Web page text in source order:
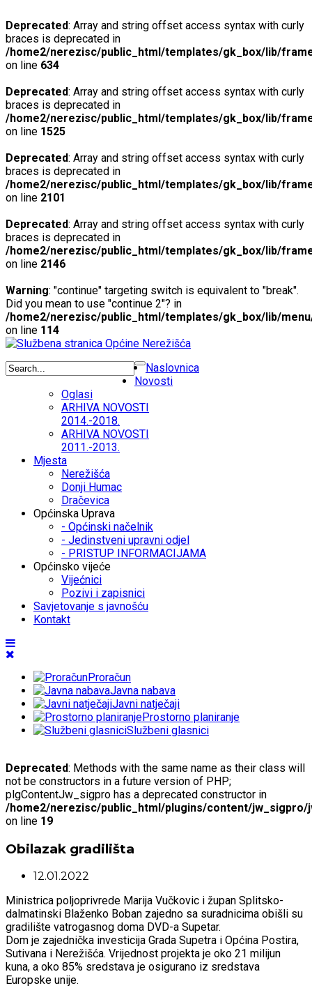
Deprecated: Array and string offset access syntax with curly
braces is deprecated in
/home2/nerezisc/public_html/templates/gk_box/lib/
on line 634
Deprecated: Array and string offset access syntax with curly
braces is deprecated in
/home2/nerezisc/public_html/templates/gk_box/lib/
on line 1525
Deprecated: Array and string offset access syntax with curly
braces is deprecated in
/home2/nerezisc/public_html/templates/gk_box/lib/
on line 2101
Deprecated: Array and string offset access syntax with curly
braces is deprecated in
/home2/nerezisc/public_html/templates/gk_box/lib/
on line 2146
Warning: "continue" targeting switch is equivalent to "break".
Did you mean to use "continue 2"? in
/home2/nerezisc/public_html/templates/gk_box/lib/
on line 114
Naslovnica
Novosti
Oglasi
ARHIVA NOVOSTI
2014.-2018.
ARHIVA NOVOSTI
2011.-2013.
Mjesta
Nerežišća
Donji Humac
Dračevica
Općinska Uprava
- Općinski načelnik
- Jedinstveni upravni odjel
- PRISTUP INFORMACIJAMA
Općinsko vijeće
Vijećnici
Pozivi i zapisnici
Savjetovanje s javnošću
Kontakt
Proračun
Javna nabava
Javni natječaji
Prostorno planiranje
Službeni glasnici
Deprecated: Methods with the same name as their class will
not be constructors in a future version of PHP;
plgContentJw_sigpro has a deprecated constructor in
/home2/nerezisc/public_html/plugins/content/jw_sigpro/
on line 19
Obilazak gradilišta
12.01.2022
Ministrica poljoprivrede Marija Vučkovic i župan Splitsko-
dalmatinski Blaženko Boban zajedno sa suradnicima obišli su
gradilište vatrogasnog doma DVD-a Supetar.
Dom je zajednička investicija Grada Supetra i Općina Postira,
Sutivana i Nerežišća. Vrijednost projekta je oko 21 milijun
kuna, a oko 85% sredstava je osigurano iz sredstava
Europske unije.